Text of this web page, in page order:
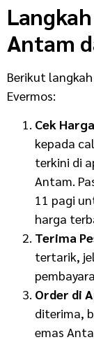
Antam
Berikut
Evermos:
Cek
kepada
terkini di
Antam.
11 pagi
harga
Terima
tertarik,
Order di
diterima,
emas